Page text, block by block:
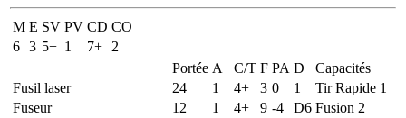
M E SV PV CD CO
6 3 5+ 1 7+
2
Portée A C/T F PA D
Capacités
Fusil laser
24 1 4+ 3 0 1
Tir Rapide 1
Fuseur
12 1 4+ 9 -4 D6 Fusion 2